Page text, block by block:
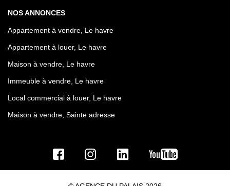
NOS ANNONCES
Appartement à vendre, Le havre
Appartement à louer, Le havre
Maison à vendre, Le havre
Immeuble à vendre, Le havre
Local commercial à louer, Le havre
Maison à vendre, Sainte adresse